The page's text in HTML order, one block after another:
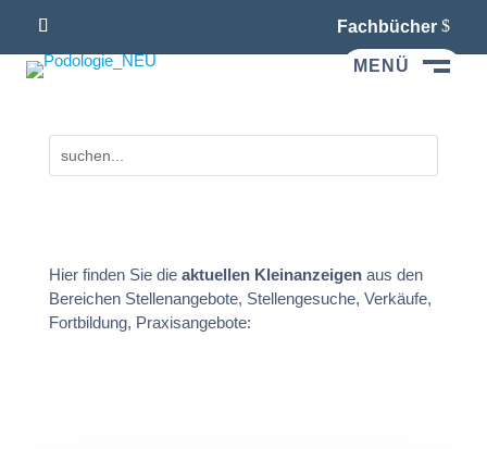
Fachbücher
MENÜ
Hier finden Sie dieaktuellen Kleinanzeigenaus den
Bereichen Stellenangebote, Stellengesuche, Verkäufe,
Fortbildung, Praxisangebote: